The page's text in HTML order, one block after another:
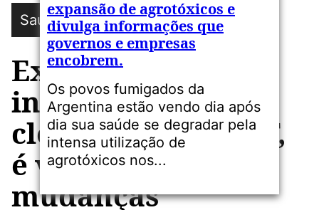
conteúdo
Saúde
Exposição ao
inseticida
clorpirifos, ou CPF,
é vinculada a
mudanças
expansão de agrotóxicos e
divulga informações que
governos e empresas
encobrem.
Os povos fumigados da
Argentina estão vendo dia após
dia sua saúde se degradar pela
intensa utilização de
agrotóxicos nos...